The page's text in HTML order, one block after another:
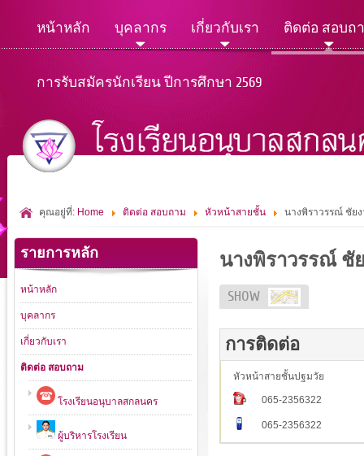
หน้าหลัก บุคลากร เกี่ยวกับเรา ติดต่อ สอบถ
การรับสมัครนักเรียน ปีการศึกษา 2569
คุณอยู่ที่: Home ติดต่อ สอบถาม หัวหน้าสายชั้น นางพิราวรรณ์ ชัย
นางพิราวรรณ์ ชั
SHOW
การติดต่อ
หัวหน้าสายชั้นปฐมวัย
065-2356322
065-2356322
รายการหลัก
หน้าหลัก
บุคลากร
เกี่ยวกับเรา
ติดต่อ สอบถาม
โรงเรียนอนุบาลสกลนคร
ผู้บริหารโรงเรียน